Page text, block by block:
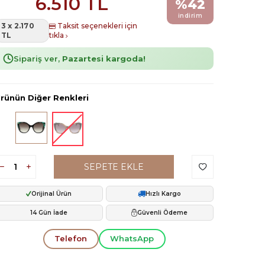
3 x 2.170
TL
Taksit seçenekleri için
tıkla
%42
indirim
Sipariş ver, Pazartesi kargoda!
Diğer Renkleri
SEPETE EKLE
Orijinal Ürün Hızlı Kargo
14 Gün İade Güvenli Ödeme
Telefon WhatsApp